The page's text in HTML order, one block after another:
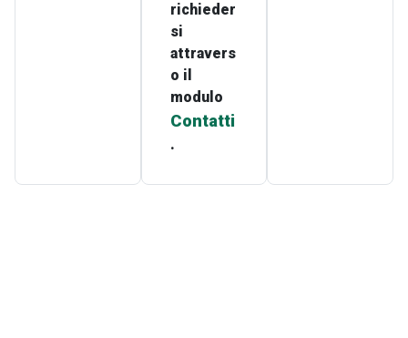
richieder
si
attravers
o il
modulo
Contatti
.